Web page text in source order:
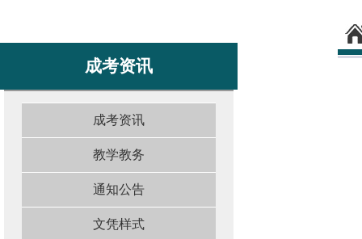
成考资讯
成考资讯
教学教务
通知公告
文凭样式